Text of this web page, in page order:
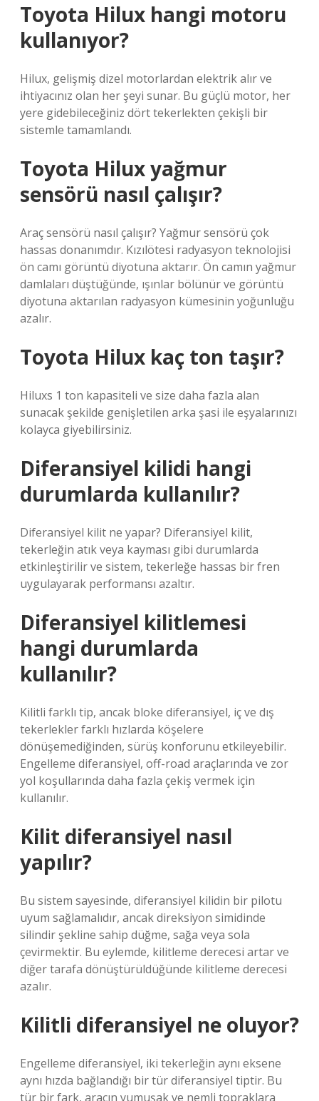
Toyota Hilux hangi motoru
kullanıyor?
Hilux, gelişmiş dizel motorlardan elektrik alır ve
ihtiyacınız olan her şeyi sunar. Bu güçlü motor, her
yere gidebileceğiniz dört tekerlekten çekişli bir
sistemle tamamlandı.
Toyota Hilux yağmur
sensörü nasıl çalışır?
Araç sensörü nasıl çalışır? Yağmur sensörü çok
hassas donanımdır. Kızılötesi radyasyon teknolojisi
ön camı görüntü diyotuna aktarır. Ön camın yağmur
damlaları düştüğünde, ışınlar bölünür ve görüntü
diyotuna aktarılan radyasyon kümesinin yoğunluğu
azalır.
Toyota Hilux kaç ton taşır?
Hiluxs 1 ton kapasiteli ve size daha fazla alan
sunacak şekilde genişletilen arka şasi ile eşyalarınızı
kolayca giyebilirsiniz.
Diferansiyel kilidi hangi
durumlarda kullanılır?
Diferansiyel kilit ne yapar? Diferansiyel kilit,
tekerleğin atık veya kayması gibi durumlarda
etkinleştirilir ve sistem, tekerleğe hassas bir fren
uygulayarak performansı azaltır.
Diferansiyel kilitlemesi
hangi durumlarda
kullanılır?
Kilitli farklı tip, ancak bloke diferansiyel, iç ve dış
tekerlekler farklı hızlarda köşelere
dönüşemediğinden, sürüş konforunu etkileyebilir.
Engelleme diferansiyel, off-road araçlarında ve zor
yol koşullarında daha fazla çekiş vermek için
kullanılır.
Kilit diferansiyel nasıl
yapılır?
Bu sistem sayesinde, diferansiyel kilidin bir pilotu
uyum sağlamalıdır, ancak direksiyon simidinde
silindir şekline sahip düğme, sağa veya sola
çevirmektir. Bu eylemde, kilitleme derecesi artar ve
diğer tarafa dönüştürüldüğünde kilitleme derecesi
azalır.
Kilitli diferansiyel ne oluyor?
Engelleme diferansiyel, iki tekerleğin aynı eksene
aynı hızda bağlandığı bir tür diferansiyel tiptir. Bu
tür bir fark, aracın yumuşak ve nemli topraklara